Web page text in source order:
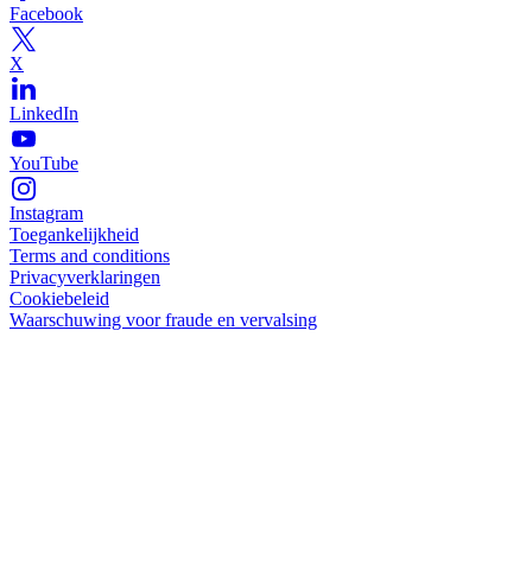
Facebook
X
LinkedIn
YouTube
Instagram
Toegankelijkheid
Terms and conditions
Privacyverklaringen
Cookiebeleid
Waarschuwing voor fraude en vervalsing